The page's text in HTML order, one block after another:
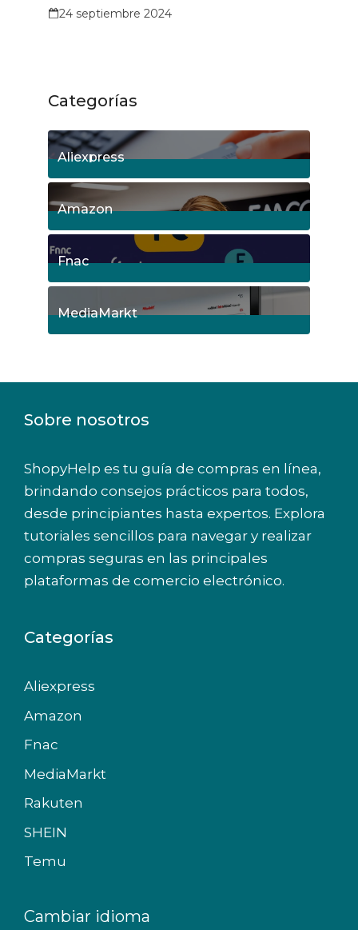
24 septiembre 2024
Categorías
Aliexpress
18Posts
Amazon
5Posts
Fnac
9Posts
MediaMarkt
Sobre nosotros
ShopyHelp es tu guía de compras en línea,
brindando consejos prácticos para todos,
desde principiantes hasta expertos. Explora
tutoriales sencillos para navegar y realizar
compras seguras en las principales
plataformas de comercio electrónico.
Categorías
Aliexpress
Amazon
Fnac
MediaMarkt
Rakuten
SHEIN
Temu
Cambiar idioma